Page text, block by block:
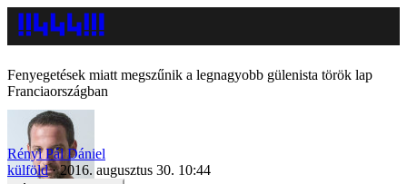
Fenyegetések miatt megszűnik a legnagyobb gülenista török lap
Franciaországban
Rényi Pál Dániel
külföld
2016. augusztus 30. 10:44